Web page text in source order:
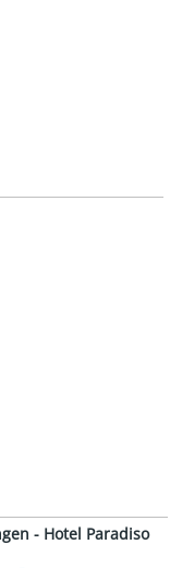
- Hotel Paradiso